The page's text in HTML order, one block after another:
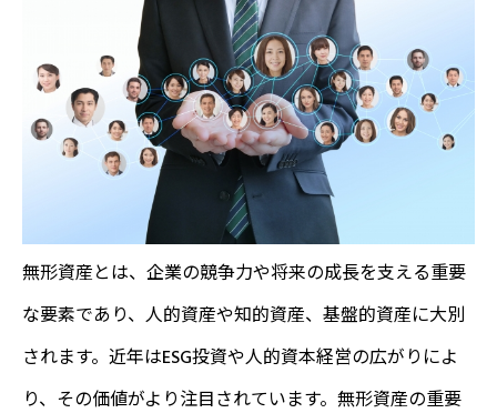
無形資産とは、企業の競争力や将来の成長を支える重要
な要素であり、人的資産や知的資産、基盤的資産に大別
されます。近年はESG投資や人的資本経営の広がりによ
り、その価値がより注目されています。無形資産の重要